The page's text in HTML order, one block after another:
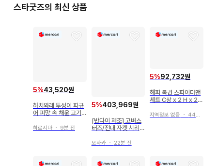
스타굿즈의 최신 상품
5%43,520원
하치와레 투성이 피규
어 피망 속 채운 고기
이트
히로시마 ・ 9분 전
5%403,969원
[반다이 제조] 고버스
터즈/전대 자켓 시리즈
스터즈 M 사이즈 코스
오사카・ 22분 전
5%92,732원
해피 복권 스파이더맨
세트 C상 x 2 H x 2 I
지역정보 없음 ・ 44분 전